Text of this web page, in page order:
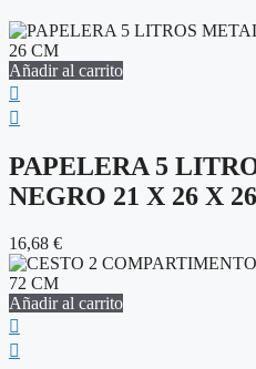
Añadir al carrito
PAPELERA 5
NEGRO 21 X 26 X
16,68 €
Añadir al carrito